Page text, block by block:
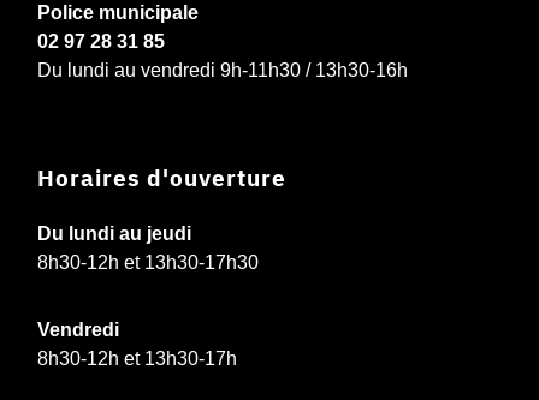
Police municipale
02 97 28 31 85
Du lundi au vendredi 9h-11h30 / 13h30-16h
Horaires d'ouverture
Du lundi au jeudi
8h30-12h et 13h30-17h30
Vendredi
8h30-12h et 13h30-17h